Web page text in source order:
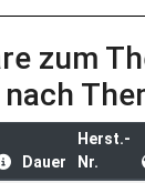
zum
Dauer
Herst.-
Nr.